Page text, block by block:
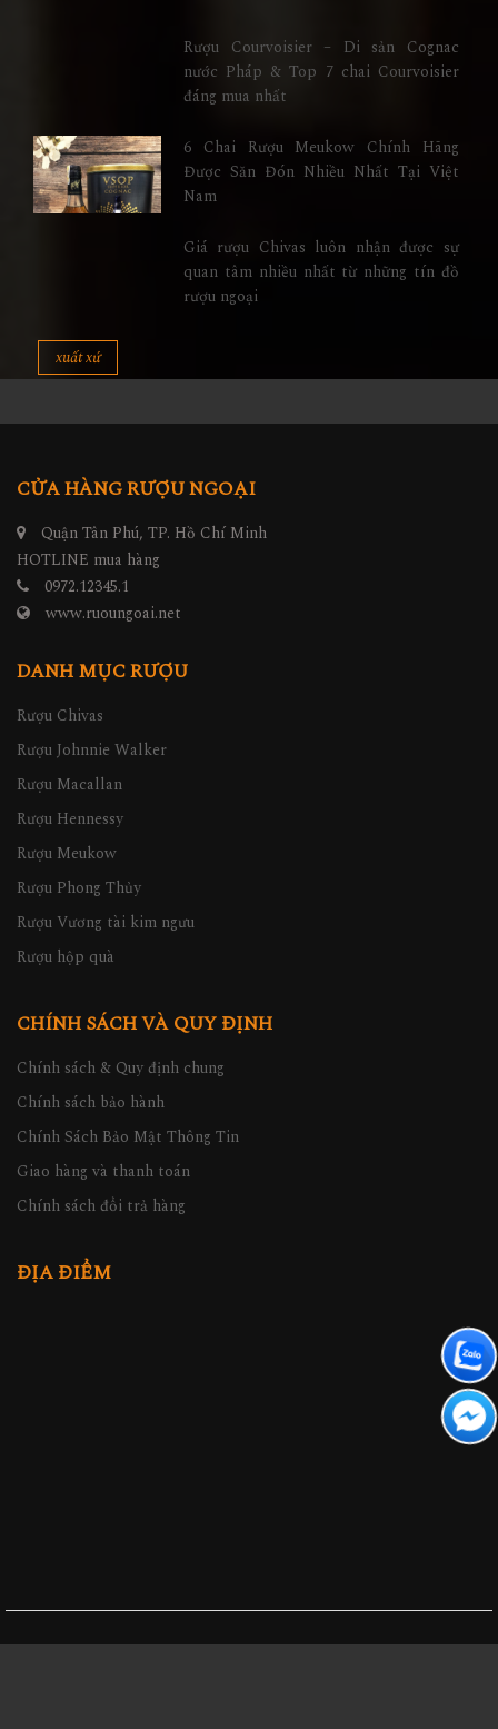
Rượu Courvoisier – Di sản Cognac
nước Pháp & Top 7 chai Courvoisier
đáng mua nhất
6 Chai Rượu Meukow Chính Hãng
Được Săn Đón Nhiều Nhất Tại Việt
Nam
Giá rượu Chivas luôn nhận được sự
quan tâm nhiều nhất từ những tín đồ
rượu ngoại
xuất xứ
CỬA HÀNG RƯỢU NGOẠI
Quận Tân Phú, TP. Hồ Chí Minh
HOTLINE mua hàng
0972.12345.1
www.ruoungoai.net
DANH MỤC RƯỢU
Rượu Chivas
Rượu Johnnie Walker
Rượu Macallan
Rượu Hennessy
Rượu Meukow
Rượu Phong Thủy
Rượu Vương tài kim ngưu
Rượu hộp quà
CHÍNH SÁCH VÀ QUY ĐỊNH
Chính sách & Quy định chung
Chính sách bảo hành
Chính Sách Bảo Mật Thông Tin
Giao hàng và thanh toán
Chính sách đổi trả hàng
ĐỊA ĐIỂM